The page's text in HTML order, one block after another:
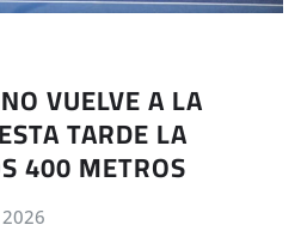
VUELVE A LA
TARDE LA
400 METROS